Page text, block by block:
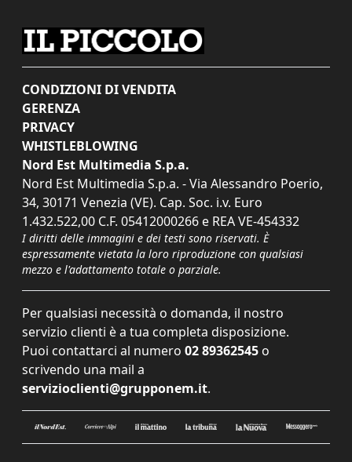
CONDIZIONI DI VENDITA
GERENZA
PRIVACY
WHISTLEBLOWING
Nord Est Multimedia S.p.a.
Nord Est Multimedia S.p.a. - Via Alessandro Poerio,
34, 30171 Venezia (VE). Cap. Soc. i.v. Euro
1.432.522,00 C.F. 05412000266 e REA VE-454332
I diritti delle immagini e dei testi sono riservati. È
espressamente vietata la loro riproduzione con qualsiasi
mezzo e l'adattamento totale o parziale.
Per qualsiasi necessità o domanda, il nostro
servizio clienti è a tua completa disposizione.
Puoi contattarci al numero 02 89362545 o
scrivendo una mail a
servizioclienti@grupponem.it.